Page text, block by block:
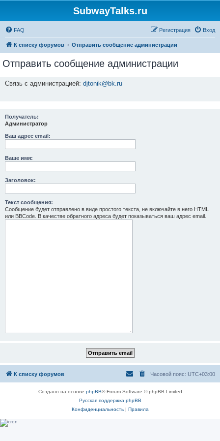
SubwayTalks.ru
FAQ Вход
Регистрация
К списку форумов Отправить сообщение администрации
Отправить сообщение администрации
Связь с администрацией: djtonik@bk.ru
Получатель:
Администратор
Ваш адрес email:
Ваше имя:
Заголовок:
Текст сообщения:
Сообщение будет отправлено в виде простого текста, не включайте в него HTML
или BBCode. В качестве обратного адреса будет показываться ваш адрес email.
К списку форумов Часовой пояс: UTC+03:00
Создано на основе phpBB® Forum Software © phpBB Limited
Русская поддержка phpBB
Конфиденциальность| Правила